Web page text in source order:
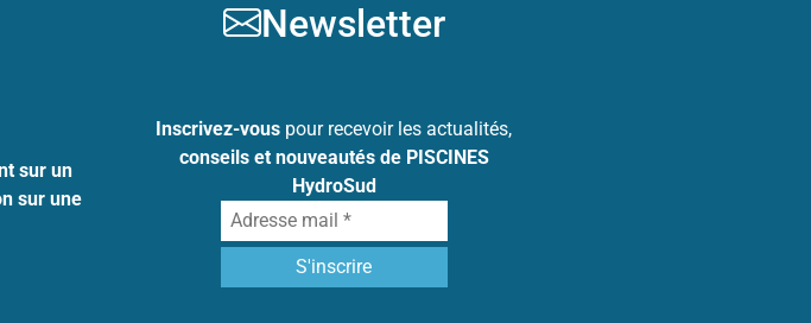
sur un
sur une
Newsletter
Inscrivez-vous pour recevoir les actualités,
conseils et nouveautés de PISCINES
HydroSud